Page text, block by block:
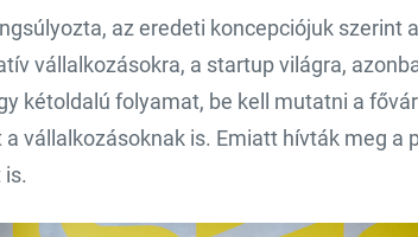
az eredeti koncepciójuk szerint
vállalkozásokra, a startup világra,
kétoldalú folyamat, be kell mutatni a
vállalkozásoknak is. Emiatt hívták meg a
is.